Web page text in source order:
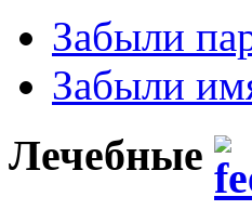
Забыли
Забыли
Лечебные